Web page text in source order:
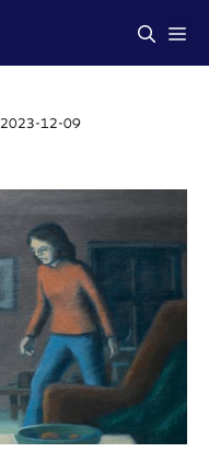
2023-12-09